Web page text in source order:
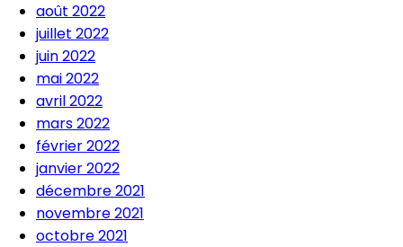
août 2022
juillet 2022
juin 2022
mai 2022
avril 2022
mars 2022
février 2022
janvier 2022
décembre 2021
novembre 2021
octobre 2021